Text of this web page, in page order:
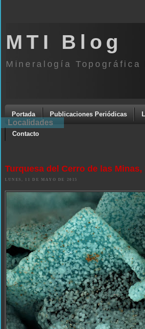
MTI Blog
Mineralogía Topográfica
Portada Publicaciones Periódicas
Contacto
Turquesa del Cerro de las
LUNES, 11 DE MAYO DE 2015
Localidades